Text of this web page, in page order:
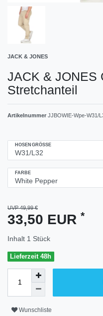
JACK & JONES
JACK & JONES
Stretchanteil
Artikelnummer JJBOWIE-Wpe-W31/
HOSENGRÖSSE
FARBE
UVP 49,99 €
33,50 EUR *
Inhalt 1 Stück
Lieferzeit 48h
Wunschliste